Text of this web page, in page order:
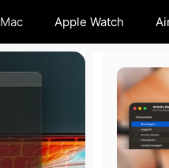
Mac Apple Watch